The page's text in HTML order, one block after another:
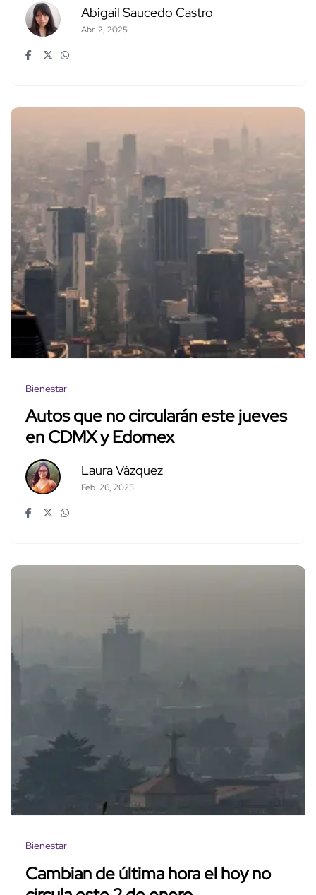
Abigail Saucedo Castro
Abr. 2, 2025
Bienestar
Autos que no circularán este jueves
en CDMX y Edomex
Laura Vázquez
Feb. 26, 2025
Bienestar
Cambian de última hora el hoy no